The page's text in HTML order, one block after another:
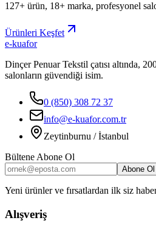
127+ ürün, 18+ marka, profesyonel
Ürünleri Keşfet
e-kuafor
Dinçer Penuar Tekstil çatısı altında,
salonların güvendiği isim.
0 (850) 308 72 37
info@e-kuafor.com.tr
Zeytinburnu / İstanbul
Bültene Abone Ol
Abone
Yeni ürünler ve fırsatlardan ilk siz
Alışveriş